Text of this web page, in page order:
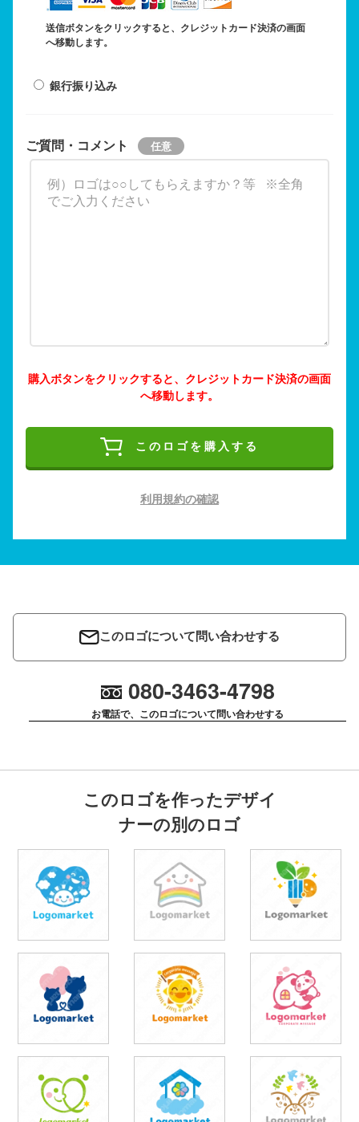
送信ボタンをクリックすると、クレジットカード決済の画面
へ移動します。
銀行振り込み
ご質問・コメント
購入ボタンをクリックすると、クレジットカード決済の画面
へ移動します。
このロゴを購入する
利用規約の確認
このロゴについて問い合わせする
080-3463-4798
お電話で、このロゴについて問い合わせする
このロゴを作ったデザイ
ナーの別のロゴ